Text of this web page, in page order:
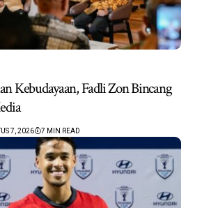
Kebudayaan, Fadli Zon Bincang
7, 2026 7 MIN READ